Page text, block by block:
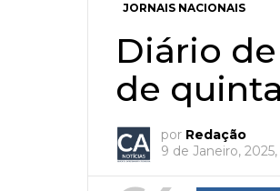
JORNAIS NACIONAIS
Diário
de
por Redação
9 de Janeiro,